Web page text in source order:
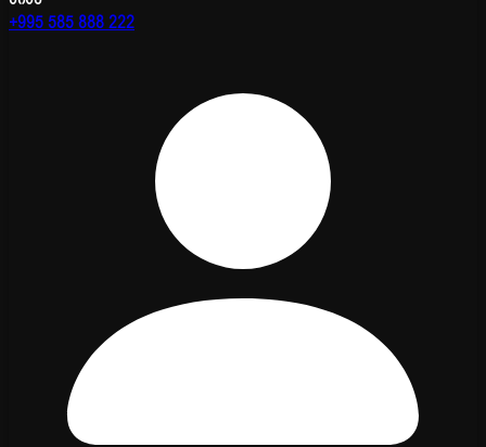
+995 585 888 222